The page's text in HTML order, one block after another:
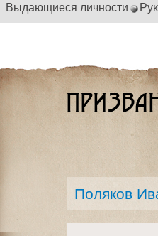
Выдающиеся личности
Поляков